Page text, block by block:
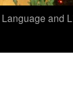
Language and